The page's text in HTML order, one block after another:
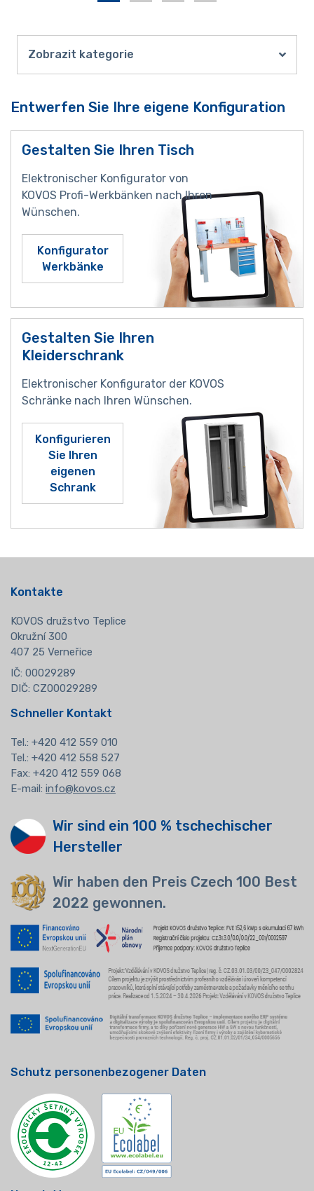
Zobrazit kategorie
Entwerfen Sie Ihre eigene Konfiguration
Gestalten Sie Ihren Tisch
Elektronischer Konfigurator von
KOVOS Profi-Werkbänken nach Ihren
Wünschen.
Konfigurator
Werkbänke
Gestalten Sie Ihren
Kleiderschrank
Elektronischer Konfigurator der KOVOS
Schränke nach Ihren Wünschen.
Konfigurieren
Sie Ihren
eigenen
Schrank
Kontakte
KOVOS družstvo Teplice
Okružní 300
407 25 Verneřice
IČ: 00029289
DIČ: CZ00029289
Schneller Kontakt
Tel.: +420 412 559 010
Tel.: +420 412 558 527
Fax: +420 412 559 068
E-mail: info@kovos.cz
Wir sind ein 100 % tschechischer
Hersteller
Wir haben den Preis Czech 100 Best
2022 gewonnen.
Schutz personenbezogener Daten